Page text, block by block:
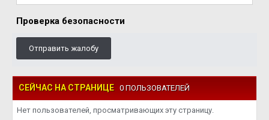
Проверка безопасности
Отправить жалобу
СЕЙЧАС НА СТРАНИЦЕ 0 ПОЛЬЗОВАТЕЛЕЙ
Нет пользователей, просматривающих эту страницу.